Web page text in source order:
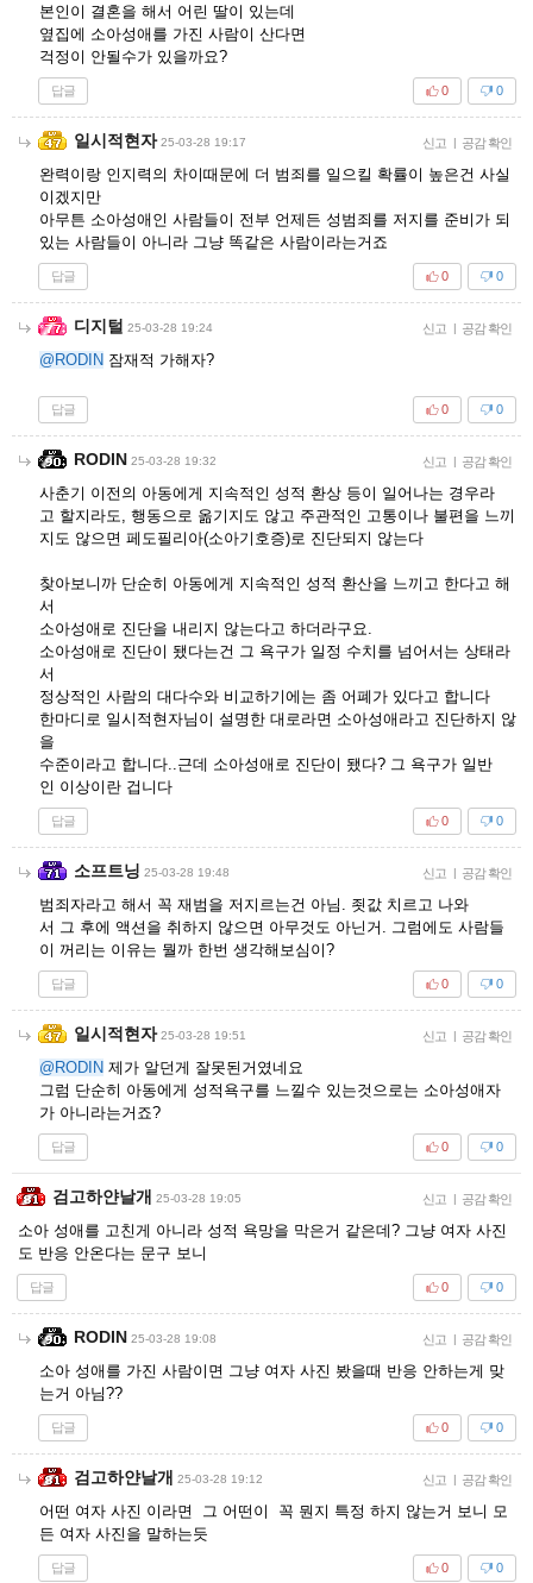
본인이 결혼을 해서 어린 딸이 있는데
옆집에 소아성애를 가진 사람이 산다면
걱정이 안될수가 있을까요?
답글 0
0
일시적현자 25-03-28 19:17 신고 | 공감 확인
완력이랑 인지력의 차이때문에 더 범죄를 일으킬 확률이 높은건 사실
이겠지만
아무튼 소아성애인 사람들이 전부 언제든 성범죄를 저지를 준비가 되
있는 사람들이 아니라 그냥 똑같은 사람이라는거죠
답글 0
0
디지털 25-03-28 19:24 신고 | 공감 확인
@RODIN 잠재적 가해자?
답글 0
0
RODIN 25-03-28 19:32 신고 | 공감 확인
사춘기 이전의 아동에게 지속적인 성적 환상 등이 일어나는 경우라
고 할지라도, 행동으로 옮기지도 않고 주관적인 고통이나 불편을 느끼
지도 않으면 페도필리아(소아기호증)로 진단되지 않는다
찾아보니까 단순히 아동에게 지속적인 성적 환산을 느끼고 한다고 해
서
소아성애로 진단을 내리지 않는다고 하더라구요.
소아성애로 진단이 됐다는건 그 욕구가 일정 수치를 넘어서는 상태라
서
정상적인 사람의 대다수와 비교하기에는 좀 어폐가 있다고 합니다
한마디로 일시적현자님이 설명한 대로라면 소아성애라고 진단하지 않
을
수준이라고 합니다..근데 소아성애로 진단이 됐다? 그 욕구가 일반
인 이상이란 겁니다
답글 0
0
소프트닝 25-03-28 19:48 신고 | 공감 확인
범죄자라고 해서 꼭 재범을 저지르는건 아님. 죗값 치르고 나와
서 그 후에 액션을 취하지 않으면 아무것도 아닌거. 그럼에도 사람들
이 꺼리는 이유는 뭘까 한번 생각해보심이?
답글 0
0
일시적현자 25-03-28 19:51 신고 | 공감 확인
@RODIN 제가 알던게 잘못된거였네요
그럼 단순히 아동에게 성적욕구를 느낄수 있는것으로는 소아성애자
가 아니라는거죠?
답글 0
0
검고하얀날개 25-03-28 19:05 신고 | 공감 확인
소아 성애를 고친게 아니라 성적 욕망을 막은거 같은데? 그냥 여자 사진
도 반응 안온다는 문구 보니
답글 0
0
RODIN 25-03-28 19:08 신고 | 공감 확인
소아 성애를 가진 사람이면 그냥 여자 사진 봤을때 반응 안하는게 맞
는거 아님??
답글 0
0
검고하얀날개 25-03-28 19:12 신고 | 공감 확인
어떤 여자 사진 이라면 그 어떤이 꼭 뭔지 특정 하지 않는거 보니 모
든 여자 사진을 말하는듯
답글 0
0